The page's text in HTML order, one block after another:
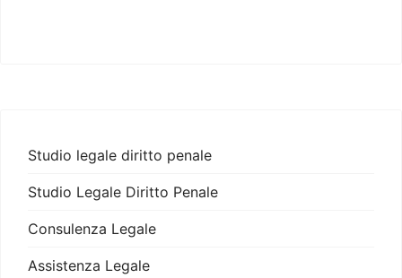
Studio legale diritto penale
Studio Legale Diritto Penale
Consulenza Legale
Assistenza Legale